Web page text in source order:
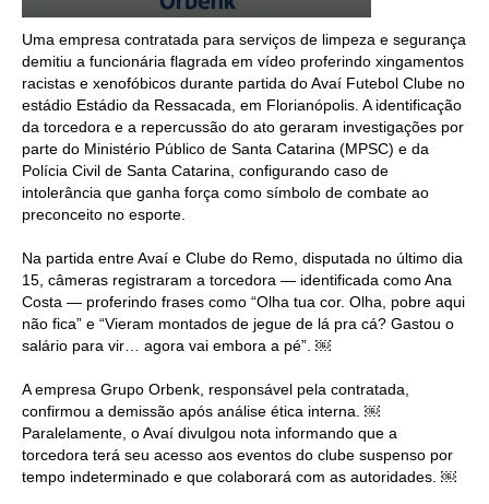
Uma empresa contratada para serviços de limpeza e segurança
demitiu a funcionária flagrada em vídeo proferindo xingamentos
racistas e xenofóbicos durante partida do Avaí Futebol Clube no
estádio Estádio da Ressacada, em Florianópolis. A identificação
da torcedora e a repercussão do ato geraram investigações por
parte do Ministério Público de Santa Catarina (MPSC) e da
Polícia Civil de Santa Catarina, configurando caso de
intolerância que ganha força como símbolo de combate ao
preconceito no esporte.
Na partida entre Avaí e Clube do Remo, disputada no último dia
15, câmeras registraram a torcedora — identificada como Ana
Costa — proferindo frases como “Olha tua cor. Olha, pobre aqui
não fica” e “Vieram montados de jegue de lá pra cá? Gastou o
salário para vir… agora vai embora a pé”. ￼
A empresa Grupo Orbenk, responsável pela contratada,
confirmou a demissão após análise ética interna. ￼
Paralelamente, o Avaí divulgou nota informando que a
torcedora terá seu acesso aos eventos do clube suspenso por
tempo indeterminado e que colaborará com as autoridades. ￼